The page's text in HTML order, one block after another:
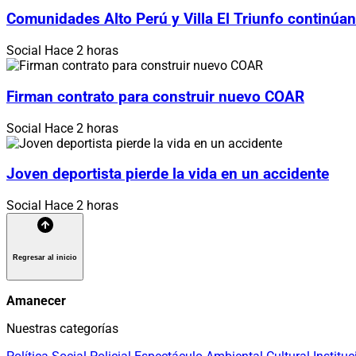
Comunidades Alto Perú y Villa El Triunfo
Social Hace 2 horas
Firman contrato para construir nuevo COAR
Social Hace 2 horas
Joven deportista pierde la vida en un accidente
Social Hace 2 horas
Regresar al inicio
Amanecer
Nuestras categorías